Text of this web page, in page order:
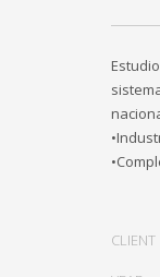
CLIENT